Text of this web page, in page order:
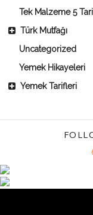
Tek Malzeme 5
Türk Mutfağı
Uncategorized
Yemek Hikayeleri
Yemek Tarifleri